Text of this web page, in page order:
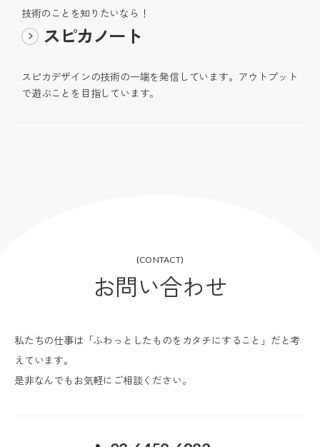
技術のことを知りたいなら！
スピカノート
スピカデザインの技術の一端を発信しています。アウトプット
で遊ぶことを目指しています。
(CONTACT)
お問い合わせ
私たちの仕事は「ふわっとしたものをカタチにすること」だと考
えています。
是非なんでもお気軽にご相談ください。